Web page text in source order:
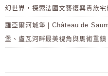
幻世界，探索法國文藝復興貴族宅
羅亞爾河城堡 | Château de
堡、盧瓦河畔最美視角與馬術重鎮